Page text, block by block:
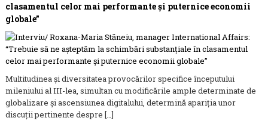
clasamentul celor mai performante și puternice economii
globale”
Multitudinea și diversitatea provocărilor specifice începutului
mileniului al III-lea, simultan cu modificările ample determinate de
globalizare și ascensiunea digitalului, determină apariţia unor
discuţii pertinente despre […]